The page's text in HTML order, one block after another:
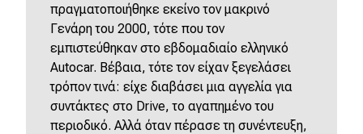
πραγματοποιήθηκε εκείνο τον μακρινό
Γενάρη του 2000, τότε που τον
εμπιστεύθηκαν στο εβδομαδιαίο ελληνικό
Autocar. Βέβαια, τότε τον είχαν ξεγελάσει
τρόπον τινά: είχε διαβάσει μια αγγελία για
συντάκτες στο Drive, το αγαπημένο του
περιοδικό. Αλλά όταν πέρασε τη συνέντευξη,